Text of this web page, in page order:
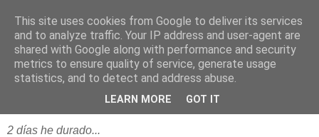
blogOBR
24 agosto 2009
¡Hola, FaceBook!...¡Adios, FaceBook!
2 días he durado...
This site uses cookies from Google to deliver its services
and to analyze traffic. Your IP address and user-agent are
shared with Google along with performance and security
metrics to ensure quality of service, generate usage
statistics, and to detect and address abuse.
LEARN MORE GOT IT